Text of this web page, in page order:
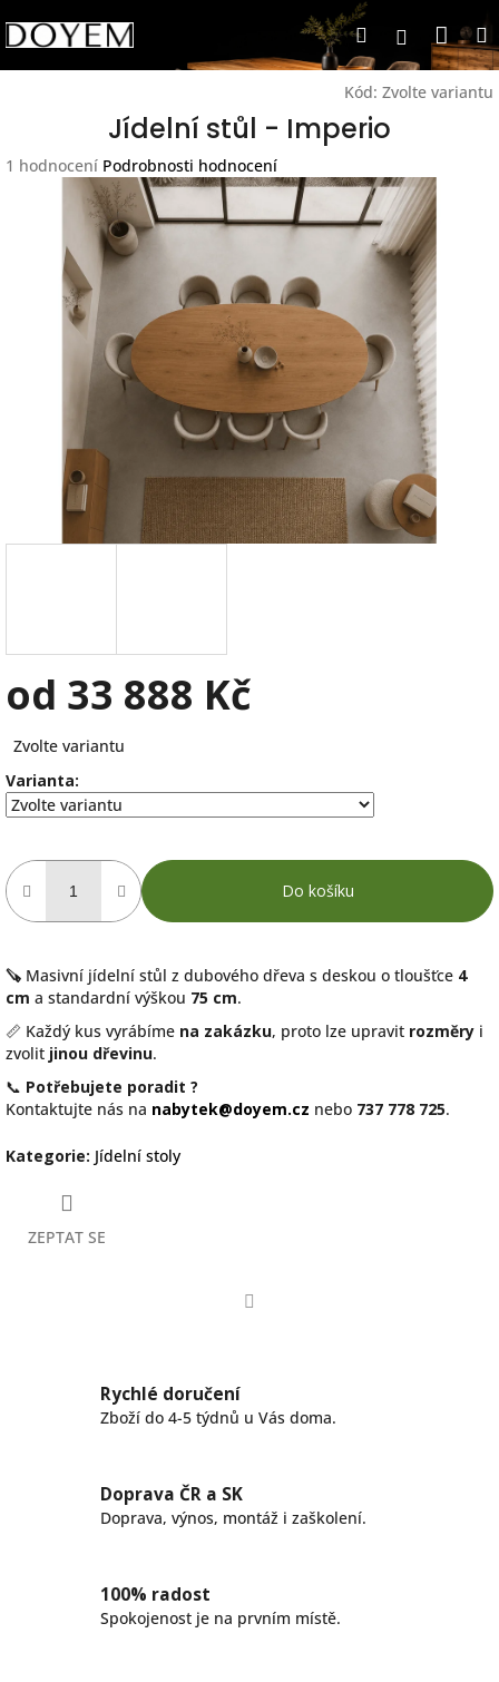
na
obsah
Hledat
Kód: Zvolte variantu
Jídelní stůl - Imperio
Průměrné
hvězdiček.
1 hodnocení Podrobnosti hodnocení
od 33 888 Kč
cena:
Zvolte variantu
Varianta:
Do košíku
🪚 Masivní jídelní stůl z dubového dřeva s deskou o tloušťce 4
cm a standardní výškou 75 cm.
📏 Každý kus vyrábíme na zakázku, proto lze upravit rozměry i
zvolit jinou dřevinu.
📞 Potřebujete poradit ?
Kontaktujte nás na nabytek@doyem.cz nebo 737 778 725.
Kategorie: Jídelní stoly
ZEPTAT SE
Rychlé doručení
Zboží do 4-5 týdnů u Vás doma.
Doprava ČR a SK
Doprava, výnos, montáž i zaškolení.
100% radost
Spokojenost je na prvním místě.